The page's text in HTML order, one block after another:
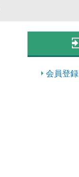
会員登